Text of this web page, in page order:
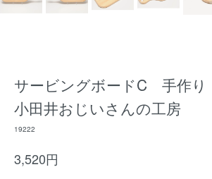
サービングボードC 手作
小田井おじいさんの工房
19222
3,520円